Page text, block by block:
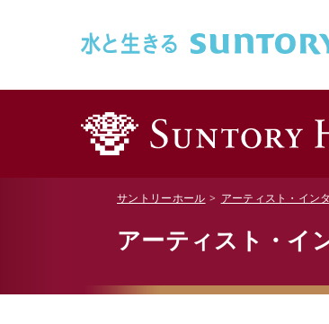
サントリーホール アーティスト・イン
アーティスト・イ